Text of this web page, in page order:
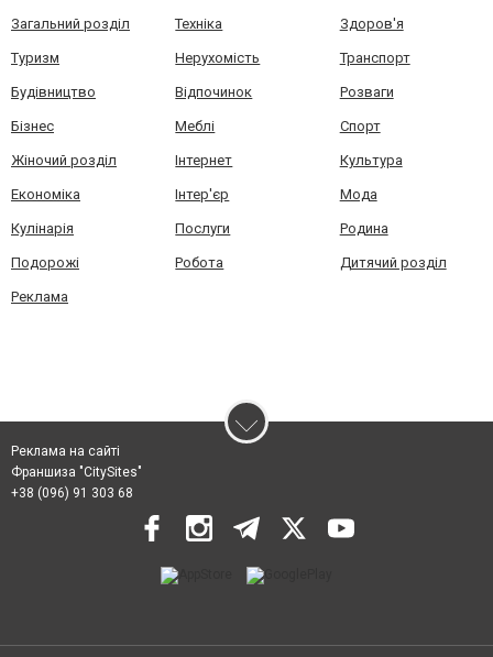
Загальний розділ Техніка Здоров'я
Туризм Нерухомість Транспорт
Будівництво Відпочинок Розваги
Бізнес Меблі Спорт
Жіночий розділ Інтернет Культура
Економіка Інтер'єр Мода
Кулінарія Послуги Родина
Подорожі Робота Дитячий розділ
Реклама
Реклама на сайті
Франшиза "CitySites"
+38 (096) 91 303 68